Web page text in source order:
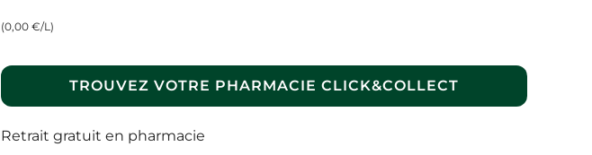
(0,00 €/L)
TROUVEZ VOTRE PHARMACIE CLICK&COLLECT
Retrait gratuit en pharmacie